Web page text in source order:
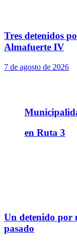
en Ruta 3
Tres detenidos
Almafuerte IV
7 de agosto de 2026
Un detenido por
pasado